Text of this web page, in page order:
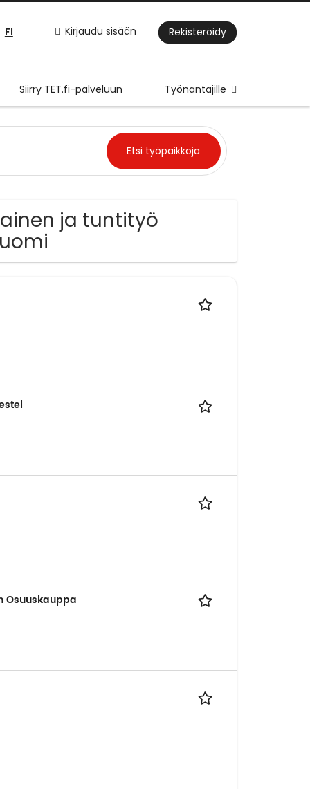
Kirjaudu sisään Rekisteröidy
FI
Siirry TET.fi-palveluun Työnantajille
ja tuntityö
Osuuskauppa